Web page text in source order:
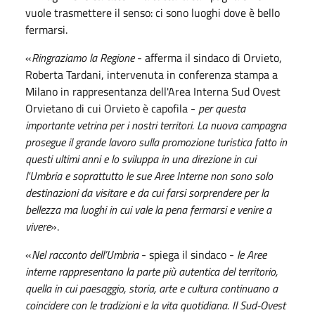
vuole trasmettere il senso: ci sono luoghi dove è bello
fermarsi.
«Ringraziamo la Regione- afferma il sindaco di Orvieto,
Roberta Tardani, intervenuta in conferenza stampa a
Milano in rappresentanza dell'Area Interna Sud Ovest
Orvietano di cui Orvieto è capofila - per questa
importante vetrina per i nostri territori. La nuova campagna
prosegue il grande lavoro sulla promozione turistica fatto in
questi ultimi anni e lo sviluppa in una direzione in cui
l'Umbria e soprattutto le sue Aree Interne non sono solo
destinazioni da visitare e da cui farsi sorprendere per la
bellezza ma luoghi in cui vale la pena fermarsi e venire a
vivere».
«Nel racconto dell’Umbria- spiega il sindaco - le Aree
interne rappresentano la parte più autentica del territorio,
quella in cui paesaggio, storia, arte e cultura continuano a
coincidere con le tradizioni e la vita quotidiana. Il Sud-Ovest